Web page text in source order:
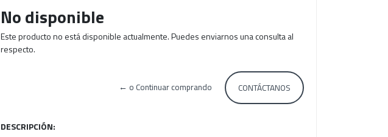
No disponible
Este producto no está disponible actualmente. Puedes enviarnos una consulta al
respecto.
CONTÁCTANOS
← o Continuar comprando
DESCRIPCIÓN: